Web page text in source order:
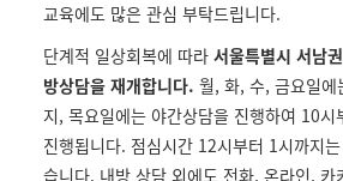
교육에도 많은 관심 부탁드립니다.
단계적 일상회복에 따라 서울특별시 서남
방상담을 재개합니다. 월, 화, 수, 금요일
지, 목요일에는 야간상담을 진행하여 10시
진행됩니다. 점심시간 12시부터 1시까지
습니다. 내방 상담 외에도 전화, 온라인, 카